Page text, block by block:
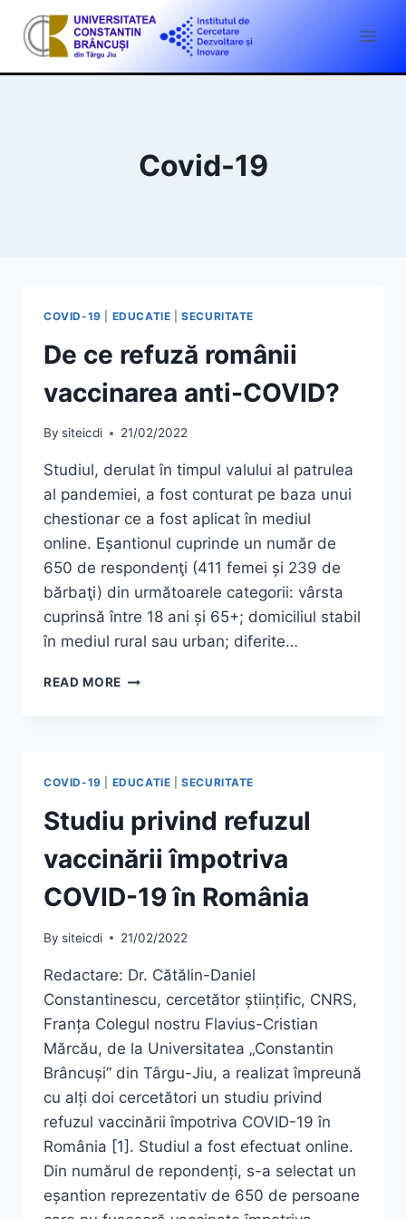
content
Covid-19
COVID-19 EDUCATIE |SECURITATE
De ce refuză românii
vaccinarea anti-COVID?
By siteicdi 21/02/2022
Studiul, derulat în timpul valului al patrulea
al pandemiei, a fost conturat pe baza unui
chestionar ce a fost aplicat în mediul
online. Eșantionul cuprinde un număr de
650 de respondenţi (411 femei și 239 de
bărbaţi) din următoarele categorii: vârsta
cuprinsă între 18 ani și 65+; domiciliul stabil
în mediul rural sau urban; diferite…
READ MORE DE
COVID-19 EDUCATIE |SECURITATE
Studiu privind refuzul
vaccinării împotriva
COVID-19 în România
By siteicdi 21/02/2022
Redactare: Dr. Cătălin-Daniel
Constantinescu, cercetător științific, CNRS,
Franța Colegul nostru Flavius-Cristian
Mărcău, de la Universitatea „Constantin
Brâncuși” din Târgu-Jiu, a realizat împreună
cu alți doi cercetători un studiu privind
refuzul vaccinării împotriva COVID-19 în
România [1]. Studiul a fost efectuat online.
Din numărul de repondenți, s-a selectat un
eșantion reprezentativ de 650 de persoane